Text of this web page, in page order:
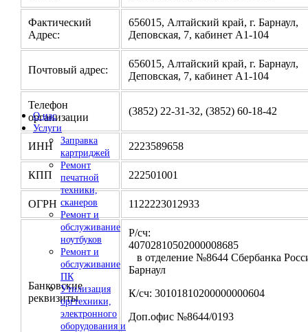
О нас
Услуги
Заправка
картриджей
Ремонт
печатной
техники,
сканеров
Ремонт и
обслуживание
ноутбуков
Ремонт и
обслуживание
ПК
Утилизация
оргтехники,
электронного
оборудования и
Фактический
Адрес:
656015, Алтайский край, г. Барнаул,
Деповская, 7, кабинет А1-104
Почтовый адрес:
656015, Алтайский край, г. Барнаул,
Деповская, 7, кабинет А1-104
Телефон
организации
(3852) 22-31-32, (3852) 60-18-42
ИНН 2223589658
КПП 222501001
ОГРН 1122223012933
Банковские
реквизиты
Р/сч:
в отделение №8644 Сбербанка
Барнаул
К/сч: 30101810200000000604
Доп.офис №8644/0193